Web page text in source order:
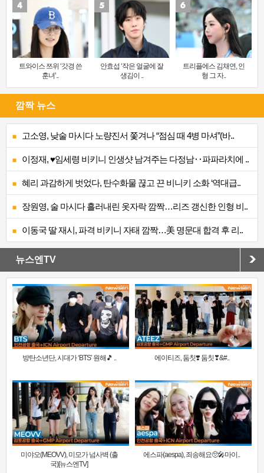
트와이스 쯔위 ‘갓경 쓴
훈녀’..
안효섭 ‘작은 얼굴에 잘
생김이 ..
트리플에스 김채연, 인
형 그 자..
깜짝 뉴스
고소영, 낮술 마시다 노량진서 쫓겨나 “점심 때 4병 마셔”(바..
이정재, ♥임세령 비키니 인생샷 남겨주는 다정남‥파파라치에 ..
혜리 과감하게 벗었다, 탄수화물 끊고 끈 비니키 소화 ‘역대급..
장원영, 술 마시다 흘러내린 옷자락 깜짝…리즈 갱신한 인형 비..
이동국 딸 재시, 파격 비키니 자태 깜짝…美 명문대 합격 후 리..
뉴스엔TV
방탄소년단, 시대가 ‘BTS’ 원해🎵 .. 에이티즈, 둠칫❣️ 둠칫❣&#..
미야오(MEOVV), 미모가 넘사벽 (출
국)[뉴스엔TV]
에스파(aespa), 죄송해요🥺🎤마이..